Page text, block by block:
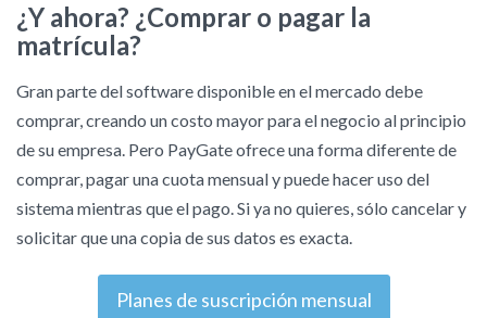
¿Y ahora? ¿Comprar o pagar la
matrícula?
Gran parte del software disponible en el mercado debe
comprar, creando un costo mayor para el negocio al principio
de su empresa. Pero PayGate ofrece una forma diferente de
comprar, pagar una cuota mensual y puede hacer uso del
sistema mientras que el pago. Si ya no quieres, sólo cancelar y
solicitar que una copia de sus datos es exacta.
Planes de suscripción mensual